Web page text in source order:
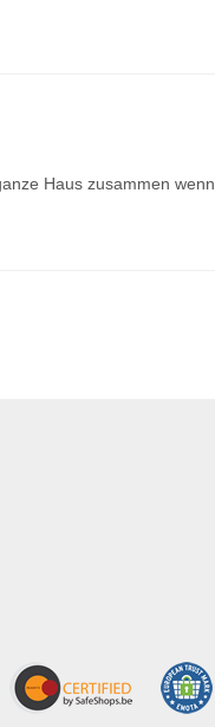
Haus zusammen wenn